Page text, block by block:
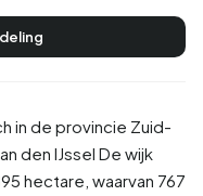
in de provincie Zuid-
den IJssel De wijk
hectare, waarvan 767